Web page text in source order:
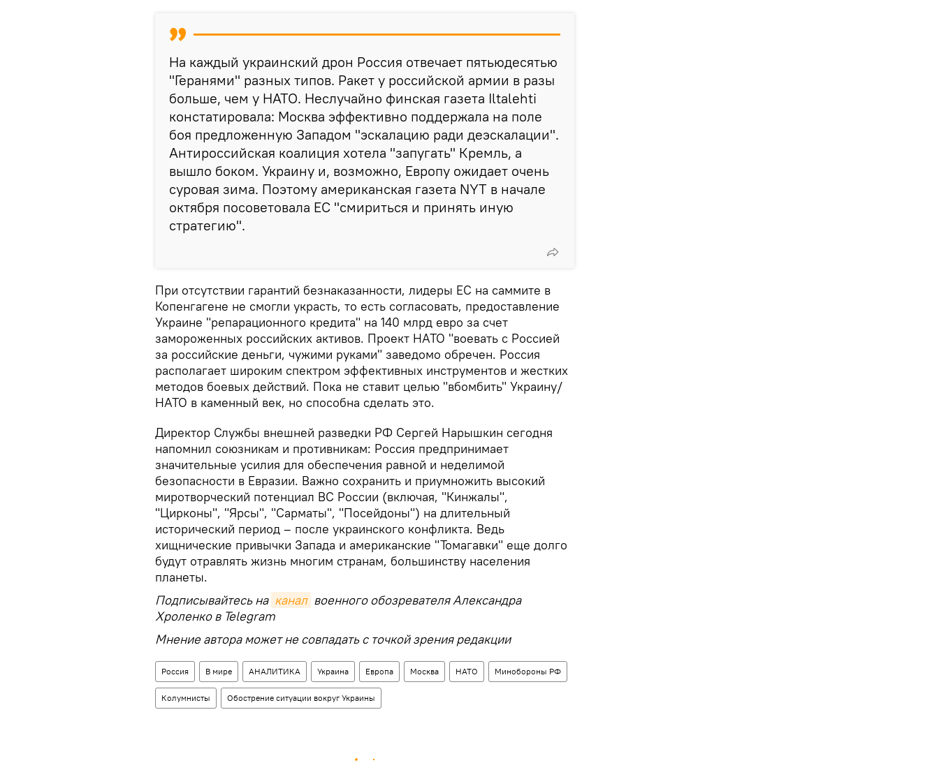
На каждый украинский дрон Россия отвечает пятьюдесятью
"Геранями" разных типов. Ракет у российской армии в разы
больше, чем у НАТО. Неслучайно финская газета Iltalehti
констатировала: Москва эффективно поддержала на поле
боя предложенную Западом "эскалацию ради деэскалации".
Антироссийская коалиция хотела "запугать" Кремль, а
вышло боком. Украину и, возможно, Европу ожидает очень
суровая зима. Поэтому американская газета NYT в начале
октября посоветовала ЕС "смириться и принять иную
стратегию".
При отсутствии гарантий безнаказанности, лидеры ЕС на саммите в
Копенгагене не смогли украсть, то есть согласовать, предоставление
Украине "репарационного кредита" на 140 млрд евро за счет
замороженных российских активов. Проект НАТО "воевать с Россией
за российские деньги, чужими руками" заведомо обречен. Россия
располагает широким спектром эффективных инструментов и жестких
методов боевых действий. Пока не ставит целью "вбомбить" Украину/
НАТО в каменный век, но способна сделать это.
Директор Службы внешней разведки РФ Сергей Нарышкин сегодня
напомнил союзникам и противникам: Россия предпринимает
значительные усилия для обеспечения равной и неделимой
безопасности в Евразии. Важно сохранить и приумножить высокий
миротворческий потенциал ВС России (включая, "Кинжалы",
"Цирконы", "Ярсы", "Сарматы", "Посейдоны") на длительный
исторический период – после украинского конфликта. Ведь
хищнические привычки Запада и американские "Томагавки" еще долго
будут отравлять жизнь многим странам, большинству населения
планеты.
Подписывайтесь на канал военного обозревателя Александра
Хроленко в Telegram
Мнение автора может не совпадать с точкой зрения редакции
Россия В мире АНАЛИТИКА Украина Европа Москва НАТО Минобороны РФ
Колумнисты Обострение ситуации вокруг Украины